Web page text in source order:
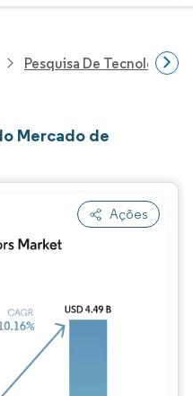
Pesquisa De Tecnologia,
Mercado de
Ações